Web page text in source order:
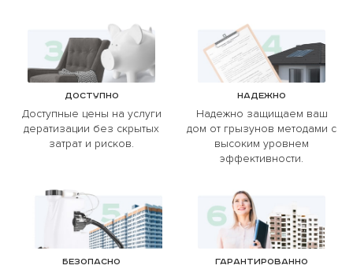
Доступно
Доступные цены на услуги
дератизации без скрытых
затрат и рисков.
Надежно
Надежно защищаем ваш
дом от грызунов методами с
высоким уровнем
эффективности.
Безопасно Гарантированно